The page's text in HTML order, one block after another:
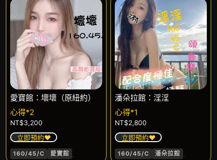
愛寶館：壞壞（原紐約）
心得*2
NT$3,200
立即預約❤️
160/45/C 愛寶館 .
潘朵拉館：淫淫
心得*1
NT$2,800
立即預約❤️
160/45/C 潘朵拉館 .